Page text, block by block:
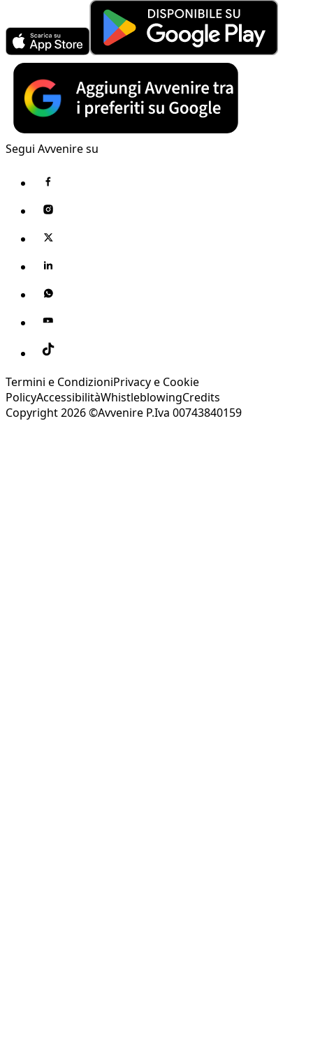
Segui Avvenire su
Termini e CondizioniPrivacy e Cookie
PolicyAccessibilitàWhistleblowingCredits
Copyright 2026 ©Avvenire P.Iva 00743840159